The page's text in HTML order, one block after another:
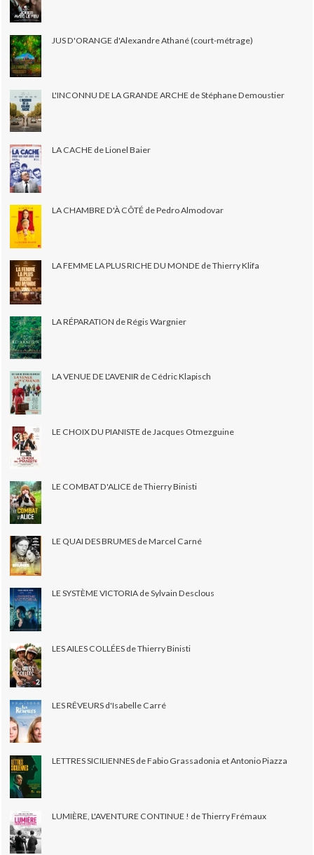
JUS D'ORANGE d'Alexandre Athané (court-métrage)
L'INCONNU DE LA GRANDE ARCHE de Stéphane Demoustier
LA CACHE de Lionel Baier
LA CHAMBRE D'À CÔTÉ de Pedro Almodovar
LA FEMME LA PLUS RICHE DU MONDE de Thierry Klifa
LA RÉPARATION de Régis Wargnier
LA VENUE DE L'AVENIR de Cédric Klapisch
LE CHOIX DU PIANISTE de Jacques Otmezguine
LE COMBAT D'ALICE de Thierry Binisti
LE QUAI DES BRUMES de Marcel Carné
LE SYSTÈME VICTORIA de Sylvain Desclous
LES AILES COLLÉES de Thierry Binisti
LES RÊVEURS d'Isabelle Carré
LETTRES SICILIENNES de Fabio Grassadonia et Antonio Piazza
LUMIÈRE, L'AVENTURE CONTINUE ! de Thierry Frémaux